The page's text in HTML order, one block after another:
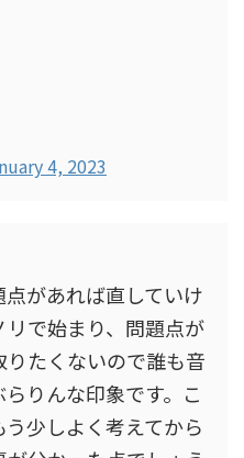
4, 2023
があれば直していけ
で始まり、問題点が
たくないので誰も音
りんな印象です。こ
少しよく考えてから